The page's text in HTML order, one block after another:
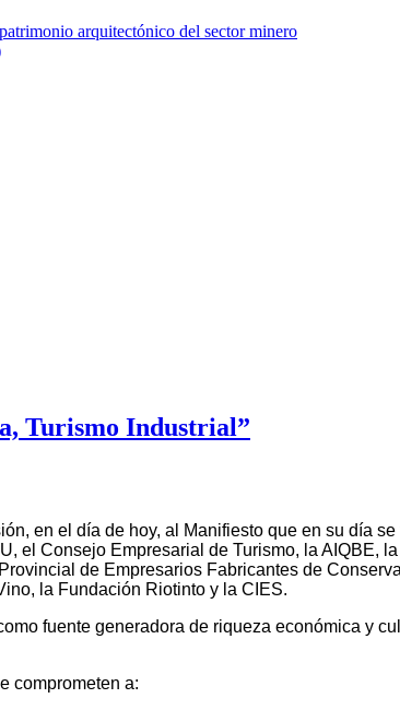
Turismo Industrial”
en el día de hoy, al Manifiesto que en su día
el Consejo Empresarial de Turismo, la AIQBE,
de Empresarios Fabricantes de
la Fundación Riotinto y la CIES.
fuente generadora de riqueza económica y
comprometen a: